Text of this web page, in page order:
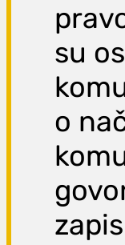
su
o